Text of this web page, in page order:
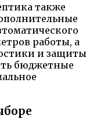
также
работы, а
и защиты
бюджетные